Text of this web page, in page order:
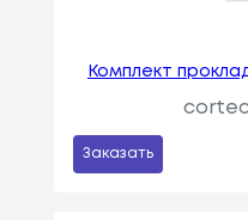
Комплект
Заказать